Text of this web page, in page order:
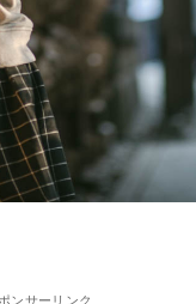
ンサーリンク